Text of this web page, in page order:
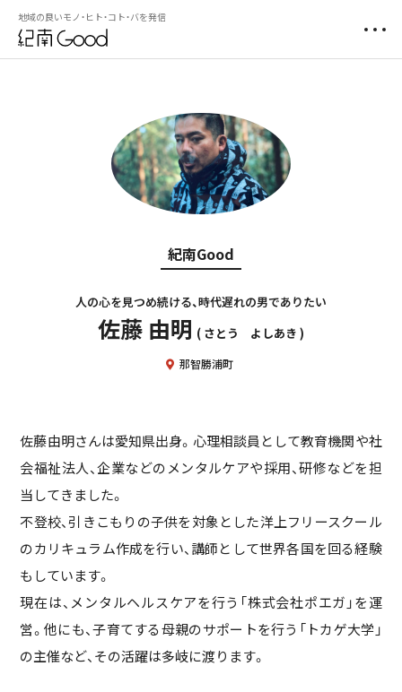
地域の良いモノ・ヒト・コト・バを発信
紀南Good
人の心を見つめ続ける、時代遅れの男でありたい
佐藤 由明 さとう よしあき
那智勝浦町
佐藤由明さんは愛知県出身。心理相談員として教育機関や社
会福祉法人、企業などのメンタルケアや採用、研修などを担
当してきました。
不登校、引きこもりの子供を対象とした洋上フリースクール
のカリキュラム作成を行い、講師として世界各国を回る経験
もしています。
現在は、メンタルヘルスケアを行う「株式会社ポエガ」を運
営。他にも、子育てする母親のサポートを行う「トカゲ大学」
の主催など、その活躍は多岐に渡ります。